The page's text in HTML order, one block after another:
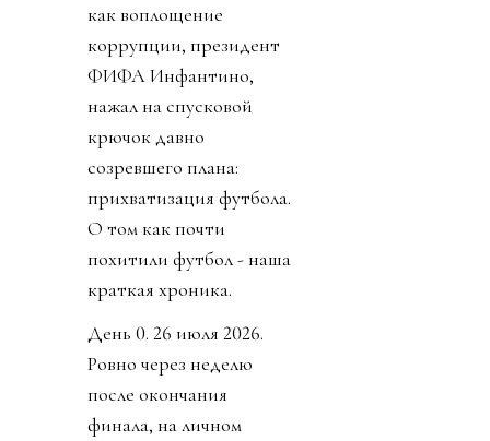
как воплощение
коррупции, президент
ФИФА Инфантино,
нажал на спусковой
крючок давно
созревшего плана:
прихватизация футбола.
О том как почти
похитили футбол - наша
краткая хроника.
День 0. 26 июля 2026.
Ровно через неделю
после окончания
финала, на личном